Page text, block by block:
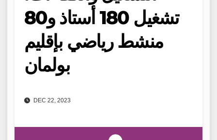
تشغيل 180 أستاذ و80
منشط رياضي بإقليم
بولمان
DEC 22, 2023